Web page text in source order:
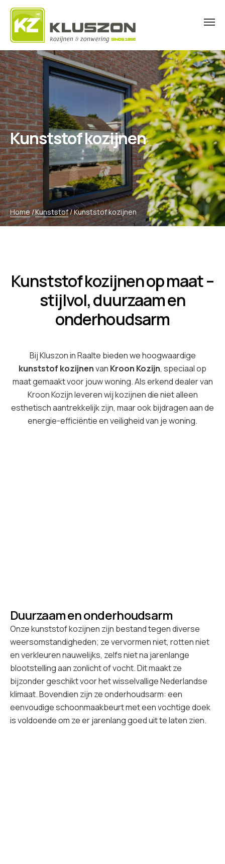
Kunststof kozijnen
Home/Kunststof/Kunststof kozijnen
Kunststof kozijnen op maat –
stijlvol, duurzaam en
onderhoudsarm
Bij Kluszon in Raalte bieden we hoogwaardige
kunststof kozijnenvan Kroon Kozijn, speciaal op
maat gemaakt voor jouw woning. Als erkend dealer van
Kroon Kozijn leveren wij kozijnen die niet alleen
esthetisch aantrekkelijk zijn, maar ook bijdragen aan de
energie-efficiëntie en veiligheid van je woning.
Duurzaam en onderhoudsarm
Onze kunststof kozijnen zijn bestand tegen diverse
weersomstandigheden; ze vervormen niet, rotten niet
en verkleuren nauwelijks, zelfs niet na jarenlange
blootstelling aan zonlicht of vocht. Dit maakt ze
bijzonder geschikt voor het wisselvallige Nederlandse
klimaat. Bovendien zijn ze onderhoudsarm: een
eenvoudige schoonmaakbeurt met een vochtige doek
is voldoende om ze er jarenlang goed uit te laten zien.